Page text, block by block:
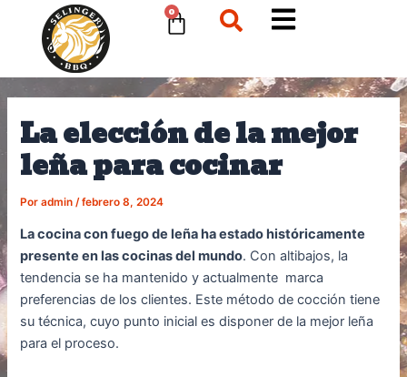
contenido
0 Cart
La elección de la mejor
leña para cocinar
Poradmin /febrero 8, 2024
La cocina con fuego de leña ha estado históricamente
presente en las cocinas del mundo. Con altibajos, la
tendencia se ha mantenido y actualmente marca
preferencias de los clientes. Este método de cocción tiene
su técnica, cuyo punto inicial es disponer de la mejor leña
para el proceso.
Navegación
entradas